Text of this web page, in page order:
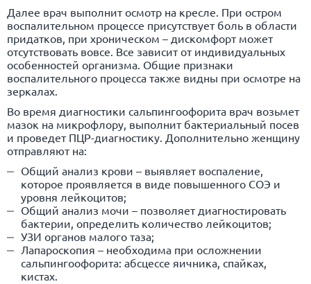
Далее врач выполнит осмотр на кресле. При остром
воспалительном процессе присутствует боль в области
придатков, при хроническом – дискомфорт может
отсутствовать вовсе. Все зависит от индивидуальных
особенностей организма. Общие признаки
воспалительного процесса также видны при осмотре на
зеркалах.
Во время диагностики сальпингоофорита врач возьмет
мазок на микрофлору, выполнит бактериальный посев
и проведет ПЦР-диагностику. Дополнительно женщину
отправляют на:
Общий анализ крови – выявляет воспаление,
которое проявляется в виде повышенного СОЭ и
уровня лейкоцитов;
Общий анализ мочи – позволяет диагностировать
бактерии, определить количество лейкоцитов;
УЗИ органов малого таза;
Лапароскопия – необходима при осложнении
сальпингоофорита: абсцессе яичника, спайках,
кистах.